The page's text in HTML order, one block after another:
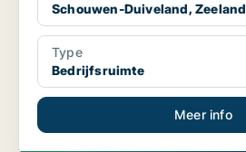
Schouwen-Duiveland, Zeeland
Type
Bedrijfsruimte
Meer info